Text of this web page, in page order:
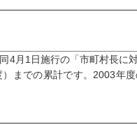
4月1日施行の「市町村長に
までの累計です。2003年